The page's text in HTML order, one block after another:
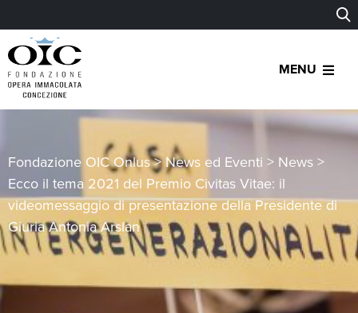
MENU
Fondazione OIC Onlus>News ed Eventi > News >
Ecco il tema 2021 del Premio Civitas Vitae: il
videomessaggio di presentazione della Presidente di
Giuria Antonia Arslan